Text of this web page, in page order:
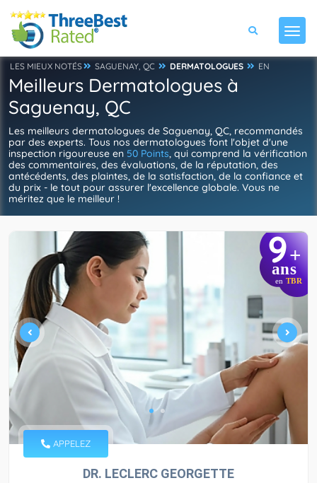
LES MIEUX NOTÉS SAGUENAY, QC DERMATOLOGUES EN
Meilleurs Dermatologues à
Saguenay, QC
Les meilleurs dermatologues de Saguenay, QC, recommandés
par des experts. Tous nos dermatologues font l'objet d'une
inspection rigoureuse en 50 Points, qui comprend la vérification
des commentaires, des évaluations, de la réputation, des
antécédents, des plaintes, de la satisfaction, de la confiance et
du prix - le tout pour assurer l'excellence globale. Vous ne
méritez que le meilleur !
9+
ans
en TBR
APPELEZ
DR. LECLERC GEORGETTE